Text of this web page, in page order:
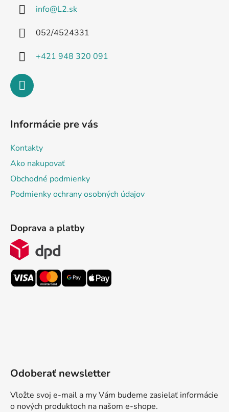
info@L2.sk
052/4524331
+421 948 320 091
Informácie pre vás
Kontakty
Ako nakupovať
Obchodné podmienky
Podmienky ochrany osobných údajov
Doprava a platby
Odoberať newsletter
Vložte svoj e-mail a my Vám budeme zasielať informácie
o nových produktoch na našom e-shope.